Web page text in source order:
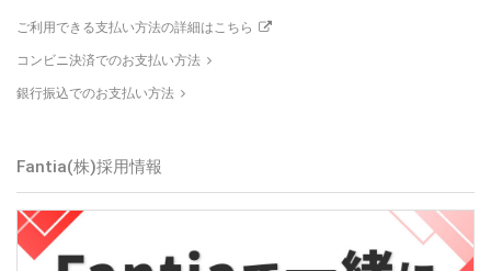
ご利用できる支払い方法の詳細はこちら
コンビニ決済でのお支払い方法
銀行振込でのお支払い方法
Fantia(株)採用情報